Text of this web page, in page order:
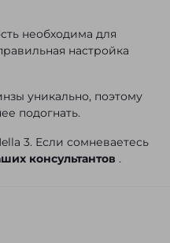
необходима для
настройка
уникально, поэтому
подогнать.
3. Если сомневаетесь
консультантов .